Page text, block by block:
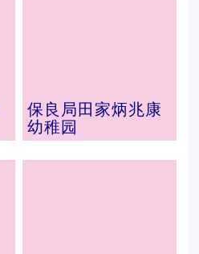
保良局田家炳兆康
幼稚园